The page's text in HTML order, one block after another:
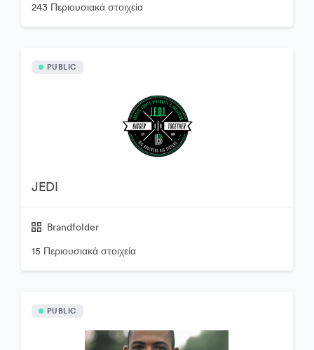
243 Περιουσιακά στοιχεία
PUBLIC
JEDI
Brandfolder
15 Περιουσιακά στοιχεία
PUBLIC